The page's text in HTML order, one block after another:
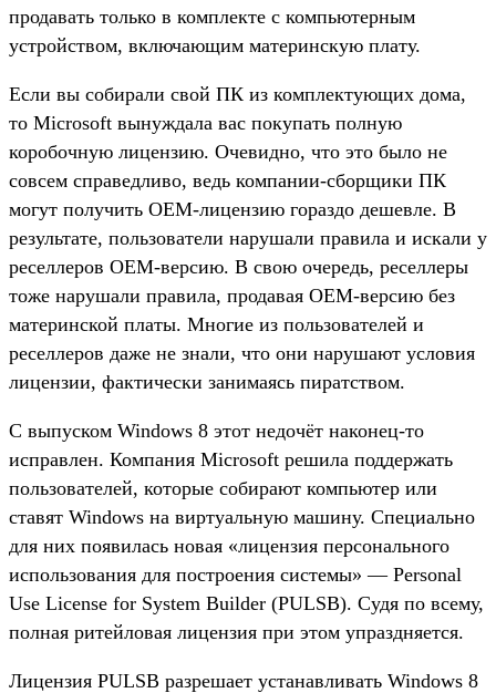
продавать только в комплекте с компьютерным
устройством, включающим материнскую плату.
Если вы собирали свой ПК из комплектующих дома,
то Microsoft вынуждала вас покупать полную
коробочную лицензию. Очевидно, что это было не
совсем справедливо, ведь компании-сборщики ПК
могут получить OEM-лицензию гораздо дешевле. В
результате, пользователи нарушали правила и искали у
реселлеров OEM-версию. В свою очередь, реселлеры
тоже нарушали правила, продавая OEM-версию без
материнской платы. Многие из пользователей и
реселлеров даже не знали, что они нарушают условия
лицензии, фактически занимаясь пиратством.
С выпуском Windows 8 этот недочёт наконец-то
исправлен. Компания Microsoft решила поддержать
пользователей, которые собирают компьютер или
ставят Windows на виртуальную машину. Специально
для них появилась новая «лицензия персонального
использования для построения системы» — Personal
Use License for System Builder (PULSB). Судя по всему,
полная ритейловая лицензия при этом упраздняется.
Лицензия PULSB разрешает устанавливать Windows 8